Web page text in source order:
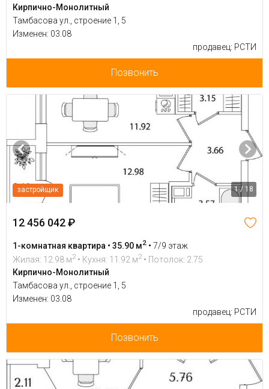
Кирпично-Монолитный
Тамбасова ул., строение 1, 5
Изменен: 03.08
продавец: РСТИ
Позвонить
застройщик 1 / 18
12 456 042 ₽
1-комнатная квартира • 35.90 м2 • 7/9 этаж
Жилая: 12.98 м2 • Кухня: 11.92 м2 • Потолок: 2.75
Кирпично-Монолитный
Тамбасова ул., строение 1, 5
Изменен: 03.08
продавец: РСТИ
Позвонить